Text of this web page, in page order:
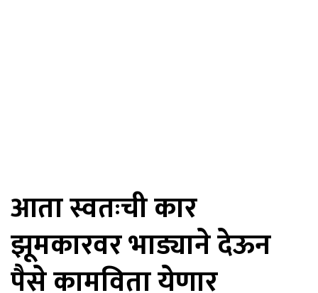
आता स्वतःची कार
झूमकारवर भाड्याने देऊन
पैसे कामविता येणार